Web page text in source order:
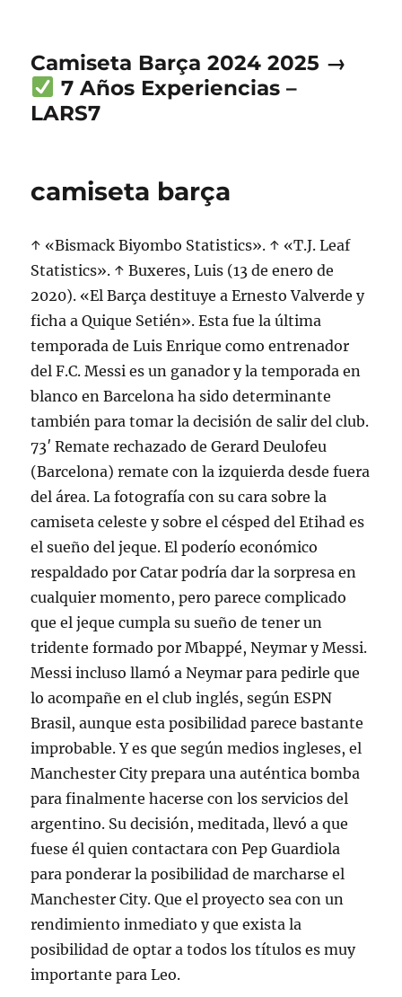
Camiseta Barça 2024 2025 →
7 Años Experiencias –
LARS7
camiseta barça
↑ «Bismack Biyombo Statistics». ↑ «T.J. Leaf
Statistics». ↑ Buxeres, Luis (13 de enero de
2020). «El Barça destituye a Ernesto Valverde y
ficha a Quique Setién». Esta fue la última
temporada de Luis Enrique como entrenador
del F.C. Messi es un ganador y la temporada en
blanco en Barcelona ha sido determinante
también para tomar la decisión de salir del club.
73′ Remate rechazado de Gerard Deulofeu
(Barcelona) remate con la izquierda desde fuera
del área. La fotografía con su cara sobre la
camiseta celeste y sobre el césped del Etihad es
el sueño del jeque. El poderío económico
respaldado por Catar podría dar la sorpresa en
cualquier momento, pero parece complicado
que el jeque cumpla su sueño de tener un
tridente formado por Mbappé, Neymar y Messi.
Messi incluso llamó a Neymar para pedirle que
lo acompañe en el club inglés, según ESPN
Brasil, aunque esta posibilidad parece bastante
improbable. Y es que según medios ingleses, el
Manchester City prepara una auténtica bomba
para finalmente hacerse con los servicios del
argentino. Su decisión, meditada, llevó a que
fuese él quien contactara con Pep Guardiola
para ponderar la posibilidad de marcharse el
Manchester City. Que el proyecto sea con un
rendimiento inmediato y que exista la
posibilidad de optar a todos los títulos es muy
importante para Leo.